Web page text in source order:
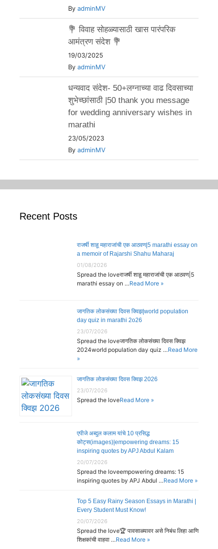
By adminMV
💐 विवाह सोहळ्यासाठी खास पारंपरिक
आमंत्रण संदेश 💐
19/03/2025
By adminMV
धन्यवाद संदेश- 50+लग्नाच्या वाढ दिवसाच्या
शुभेच्छांसाठी |50 thank you message
for wedding anniversary wishes in
marathi
23/05/2023
By adminMV
Recent Posts
राजर्षी शाहू महाराजांची एक आठवण|5 marathi essay on
a memoir of Rajarshi Shahu Maharaj
01/08/2026
Spread the loveराजर्षी शाहू महाराजांची एक आठवण|5
marathi essay on …Read More »
जागतिक लोकसंख्या दिवस क्विझ|world population
day quiz in marathi 2o26
23/07/2026
Spread the loveजागतिक लोकसंख्या दिवस क्विझ
2024world population day quiz …Read More
»
जागतिक लोकसंख्या दिवस क्विझ 2026
23/07/2026
Spread the loveRead More »
एपीजे अब्दुल कलाम यांचे 10 प्रसिद्ध
कोट्स(images)|empowering dreams: 15
inspiring quotes by APJ Abdul Kalam
20/07/2026
Spread the loveempowering dreams: 15
inspiring quotes by APJ Abdul …Read More »
Top 5 Easy Rainy Season Essays in Marathi |
Every Student Must Know!
20/07/2026
Spread the love🏆 पावसाळ्यावर असे निबंध लिहा आणि
शिक्षकांची वाहवा …Read More »